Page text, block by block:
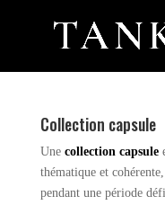
Collection capsule
Une collection capsule
thématique et
pendant une période